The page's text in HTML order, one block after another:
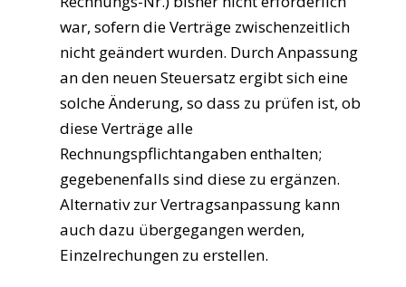
war, sofern die Verträge zwischenzeitlich
nicht geändert wurden. Durch Anpassung
an den neuen Steuersatz ergibt sich eine
solche Änderung, so dass zu prüfen ist, ob
diese Verträge alle
Rechnungspflichtangaben enthalten;
gegebenenfalls sind diese zu ergänzen.
Alternativ zur Vertragsanpassung kann
auch dazu übergegangen werden,
Einzelrechungen zu erstellen.